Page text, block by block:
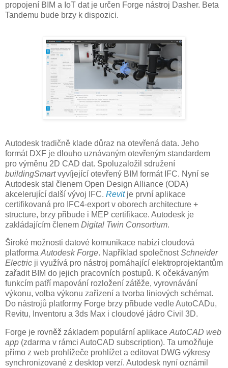
propojení BIM a IoT dat je určen Forge nástroj Dasher. Beta
Tandemu bude brzy k dispozici.
Autodesk tradičně klade důraz na otevřená data. Jeho
formát DXF je dlouho uznávaným otevřeným standardem
pro výměnu 2D CAD dat. Spoluzaložil sdružení
buildingSmartvyvíjející otevřený BIM formát IFC. Nyní se
Autodesk stal členem Open Design Alliance (ODA)
akcelerující další vývoj IFC. Revitje první aplikace
certifikovaná pro IFC4-export v oborech architecture +
structure, brzy přibude i MEP certifikace. Autodesk je
zakládajícím členem Digital Twin Consortium.
Široké možnosti datové komunikace nabízí cloudová
platformaAutodesk Forge. Například společnostSchneider
Electric ji využívá pro nástroj pomáhající elektroprojektantům
zařadit BIM do jejich pracovních postupů. K očekávaným
funkcím patří mapování rozložení zátěže, vyrovnávání
výkonu, volba výkonu zařízení a tvorba liniových schémat.
Do nástrojů platformy Forge brzy přibude vedle AutoCADu,
Revitu, Inventoru a 3ds Max i cloudové jádro Civil 3D.
Forge je rovněž základem populární aplikace AutoCAD web
app (zdarma v rámci AutoCAD subscription). Ta umožňuje
přímo z web prohlížeče prohlížet a editovat DWG výkresy
synchronizované z desktop verzí. Autodesk nyní oznámil